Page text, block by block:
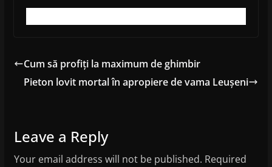
Cum să profiți la maximum de ghimbir
Pieton lovit mortal în apropiere de vama Leușeni
Leave a Reply
Your email address will not be published. Required